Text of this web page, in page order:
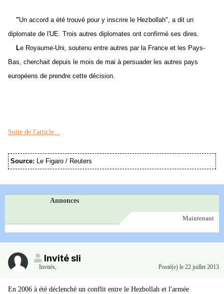
"Un accord a été trouvé pour y inscrire le Hezbollah", a dit un
diplomate de l'UE. Trois autres diplomates ont confirmé ses dires.
Le Royaume-Uni, soutenu entre autres par la France et les Pays-
Bas, cherchait depuis le mois de mai à persuader les autres pays
européens de prendre cette décision.
Suite de l'article...
Source: Le Figaro / Reuters
Annonces
Maintenant
Invité sli
Invités, Posté(e) le 22 juillet 2013
En 2006 à été déclenché un conflit entre le Hezbollah et l'armée